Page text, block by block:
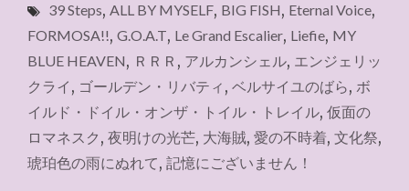
歌
劇
観
劇
と
ケ
ッ
39 Steps, ALL BY MYSELF, BIG FISH, Eternal Voice,
FORMOSA!!, G.O.A.T, Le Grand Escalier, Liefie, MY
BLUE HEAVEN, ＲＲＲ , アルカンシェル, エンジェリッ
クライ , ゴールデン・リバティ , ベルサイユのばら, ボ
イルド・ドイル・オンザ・トイル・トレイル, 仮面の
ロマネスク , 夜明けの光芒, 大海賊, 愛の不時着, 文化祭,
琥珀色の雨にぬれて, 記憶にございません！